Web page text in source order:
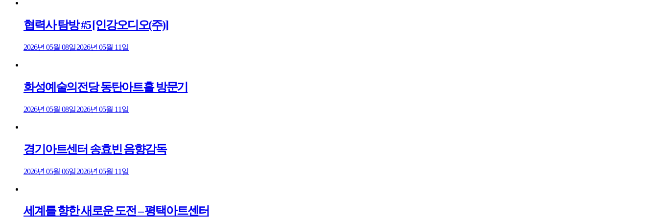
협력사 탐방 #5 [인강오디오(주)]
2026년 05월 08일2026년 05월 11일
화성예술의전당 동탄아트홀 방문기
2026년 05월 08일2026년 05월 11일
경기아트센터 송효빈 음향감독
2026년 05월 06일2026년 05월 11일
세계를 향한 새로운 도전 – 평택아트센터